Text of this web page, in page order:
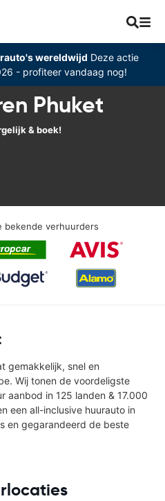
wereldwijd Deze actie
- profiteer vandaag nog!
Phuket
& boek!
bekende verhuurders
gemakkelijk, snel en
Wij tonen de voordeligste
aanbod in 125 landen & 17.000
een all-inclusive huurauto in
en gegarandeerd de beste